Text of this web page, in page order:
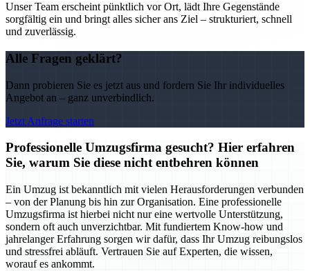
Unser Team erscheint pünktlich vor Ort, lädt Ihre Gegenstände
sorgfältig ein und bringt alles sicher ans Ziel – strukturiert, schnell
und zuverlässig.
Alle Fragen geklärt?
Dann probieren Sie es jetzt aus und fordern Sie Ihr individuelles
Angebot an – ganz unverbindlich.
Jetzt Anfrage starten
Professionelle Umzugsfirma gesucht? Hier erfahren
Sie, warum Sie diese nicht entbehren können
Ein Umzug ist bekanntlich mit vielen Herausforderungen verbunden
– von der Planung bis hin zur Organisation. Eine professionelle
Umzugsfirma ist hierbei nicht nur eine wertvolle Unterstützung,
sondern oft auch unverzichtbar. Mit fundiertem Know-how und
jahrelanger Erfahrung sorgen wir dafür, dass Ihr Umzug reibungslos
und stressfrei abläuft. Vertrauen Sie auf Experten, die wissen,
worauf es ankommt.